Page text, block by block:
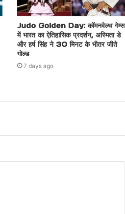
Judo Golden Day: कॉमनवेल्थ गेम्स
में भारत का ऐतिहासिक प्रदर्शन, अस्मिता डे
और हर्ष सिंह ने 30 मिनट के भीतर जीते
गोल्ड
7 days ago